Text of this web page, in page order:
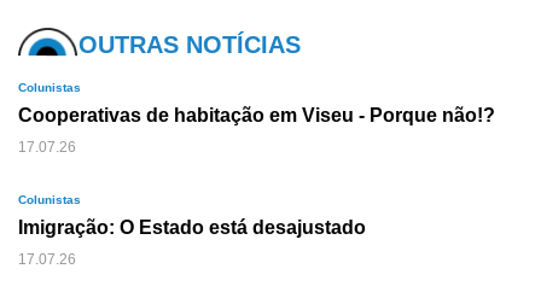
OUTRAS NOTÍCIAS
Colunistas
Cooperativas de habitação em Viseu - Porque não!?
17.07.26
Colunistas
Imigração: O Estado está desajustado
17.07.26